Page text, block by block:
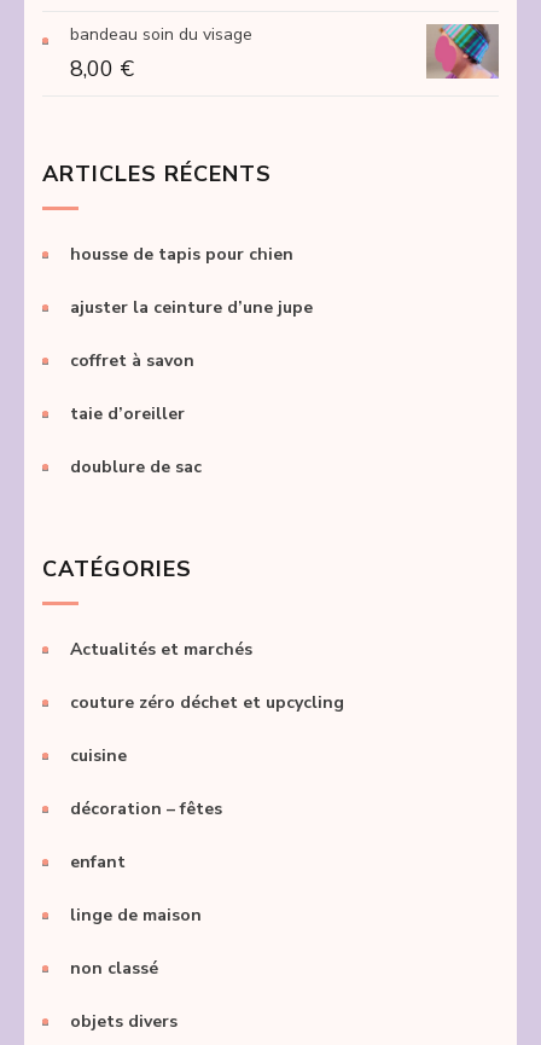
bandeau soin du visage
8,00 €
ARTICLES RÉCENTS
housse de tapis pour chien
ajuster la ceinture d’une jupe
coffret à savon
taie d’oreiller
doublure de sac
CATÉGORIES
Actualités et marchés
couture zéro déchet et upcycling
cuisine
décoration – fêtes
enfant
linge de maison
non classé
objets divers